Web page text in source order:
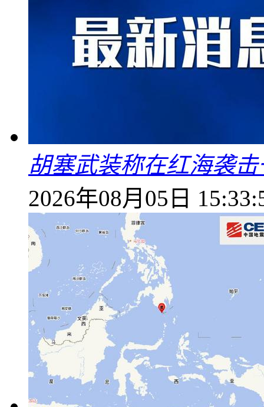
胡塞武装称在红海袭
2026年08月05日